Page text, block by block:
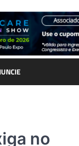
no